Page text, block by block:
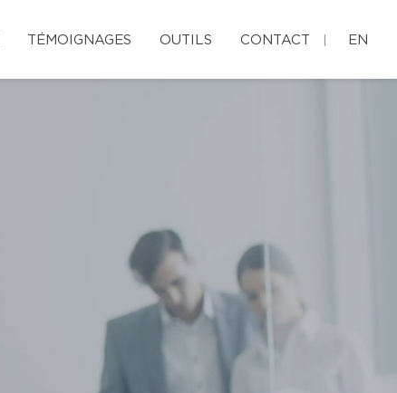
TÉMOIGNAGES OUTILS CONTACT EN